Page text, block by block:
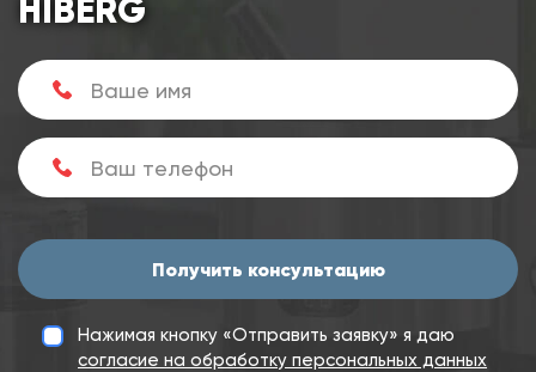
HIBERG
Получить консультацию
Нажимая кнопку «Отправить заявку» я даю
согласие на обработку персональных данных